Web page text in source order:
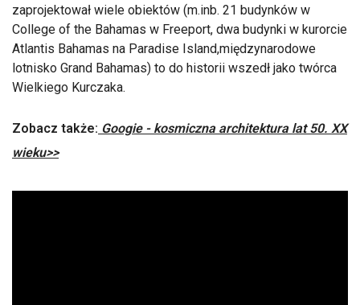
zaprojektował wiele obiektów (m.inb. 21 budynków w
College of the Bahamas w Freeport, dwa budynki w kurorcie
Atlantis Bahamas na Paradise Island,międzynarodowe
lotnisko Grand Bahamas) to do historii wszedł jako twórca
Wielkiego Kurczaka.
Zobacz także: Googie - kosmiczna architektura lat 50. XX
wieku>>